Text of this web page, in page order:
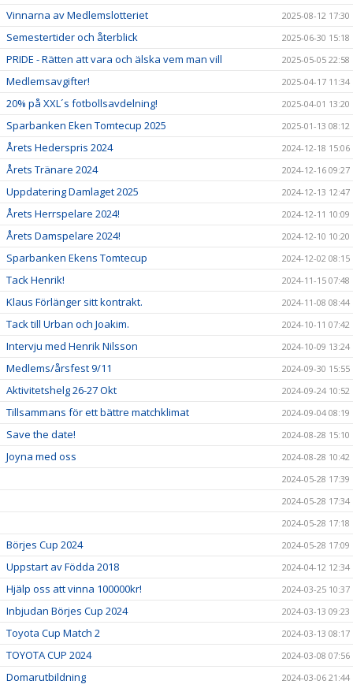
Vinnarna av Medlemslotteriet 2025-08-12 17:30
Semestertider och återblick 2025-06-30 15:18
PRIDE - Rätten att vara och älska vem man vill 2025-05-05 22:58
Medlemsavgifter! 2025-04-17 11:34
20% på XXL´s fotbollsavdelning! 2025-04-01 13:20
Sparbanken Eken Tomtecup 2025 2025-01-13 08:12
Årets Hederspris 2024 2024-12-18 15:06
Årets Tränare 2024 2024-12-16 09:27
Uppdatering Damlaget 2025 2024-12-13 12:47
Årets Herrspelare 2024! 2024-12-11 10:09
Årets Damspelare 2024! 2024-12-10 10:20
Sparbanken Ekens Tomtecup 2024-12-02 08:15
Tack Henrik! 2024-11-15 07:48
Klaus Förlänger sitt kontrakt. 2024-11-08 08:44
Tack till Urban och Joakim. 2024-10-11 07:42
Intervju med Henrik Nilsson 2024-10-09 13:24
Medlems/årsfest 9/11 2024-09-30 15:55
Aktivitetshelg 26-27 Okt 2024-09-24 10:52
Tillsammans för ett bättre matchklimat 2024-09-04 08:19
Save the date! 2024-08-28 15:10
Joyna med oss
2024-08-28 10:42
2024-05-28 17:39
2024-05-28 17:34
2024-05-28 17:18
Börjes Cup 2024 2024-05-28 17:09
Uppstart av Födda 2018 2024-04-12 12:34
Hjälp oss att vinna 100000kr! 2024-03-25 10:37
Inbjudan Börjes Cup 2024 2024-03-13 09:23
Toyota Cup Match 2 2024-03-13 08:17
TOYOTA CUP 2024 2024-03-08 07:56
Domarutbildning 2024-03-06 21:44